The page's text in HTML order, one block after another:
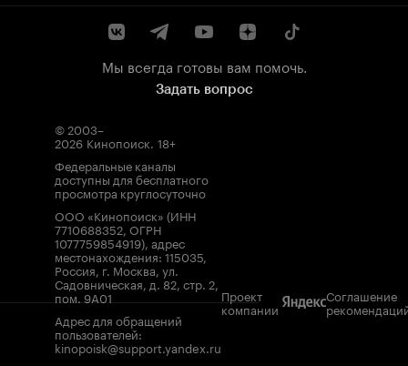
Мы всегда готовы вам помочь.
Задать вопрос
© 2003–
2026 Кинопоиск. 18+
Федеральные каналы
доступны для бесплатного
просмотра круглосуточно
ООО «Кинопоиск» (ИНН
7710688352, ОГРН
1077759854919), адрес
местонахождения: 115035,
Россия, г. Москва, ул.
Садовническая, д. 82, стр. 2,
пом. 9А01
Адрес для обращений
пользователей:
kinopoisk@support.yandex.ru
Проект
компании
Соглашение